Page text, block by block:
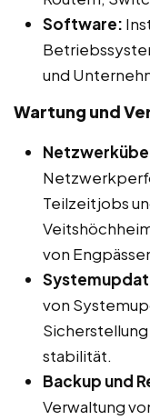
Software:
und
Wartung und
Teilzeitjobs
von
von
stabilität.
Backup und
Verwaltung